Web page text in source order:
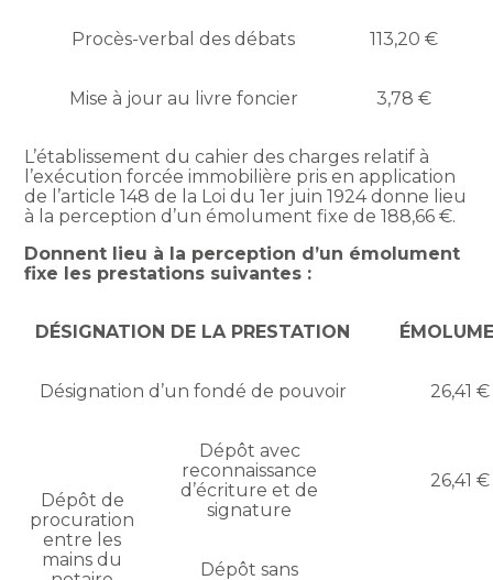
Procès-verbal des débats 113,20 €
Mise à jour au livre foncier 3,78 €
L’établissement du cahier des charges relatif à
l’exécution forcée immobilière pris en application
de l’article 148 de la Loi du 1er juin 1924 donne lieu
à la perception d’un émolument fixe de 188,66 €.
Donnent lieu à la perception d’un émolument
fixe les prestations suivantes :
DÉSIGNATION DE LA PRESTATION
Désignation d’un fondé de pouvoir 26,41 €
Dépôt de
procuration
entre les
mains du
Dépôt avec
reconnaissance
d’écriture et de
signature
26,41 €
Dépôt sans